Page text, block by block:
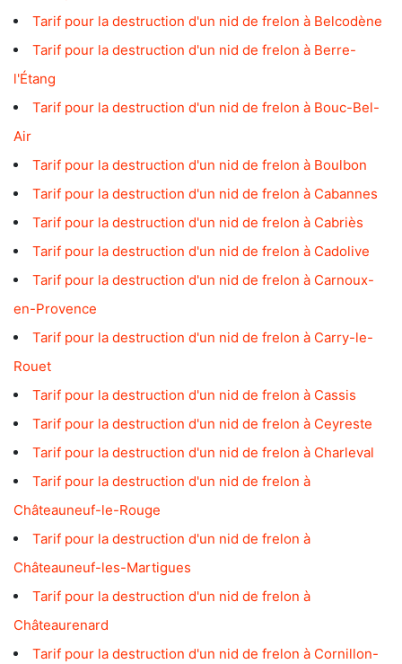
Tarif pour la destruction d'un nid de frelon à Belcodène
Tarif pour la destruction d'un nid de frelon à Berre-
l'Étang
Tarif pour la destruction d'un nid de frelon à Bouc-Bel-
Air
Tarif pour la destruction d'un nid de frelon à Boulbon
Tarif pour la destruction d'un nid de frelon à Cabannes
Tarif pour la destruction d'un nid de frelon à Cabriès
Tarif pour la destruction d'un nid de frelon à Cadolive
Tarif pour la destruction d'un nid de frelon à Carnoux-
en-Provence
Tarif pour la destruction d'un nid de frelon à Carry-le-
Rouet
Tarif pour la destruction d'un nid de frelon à Cassis
Tarif pour la destruction d'un nid de frelon à Ceyreste
Tarif pour la destruction d'un nid de frelon à Charleval
Tarif pour la destruction d'un nid de frelon à
Châteauneuf-le-Rouge
Tarif pour la destruction d'un nid de frelon à
Châteauneuf-les-Martigues
Tarif pour la destruction d'un nid de frelon à
Châteaurenard
Tarif pour la destruction d'un nid de frelon à Cornillon-